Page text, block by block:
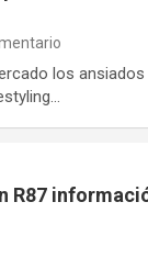
los
R87